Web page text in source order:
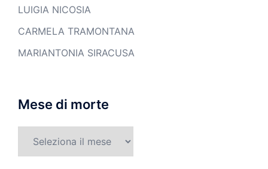
LUIGIA NICOSIA
CARMELA TRAMONTANA
MARIANTONIA SIRACUSA
Mese di morte